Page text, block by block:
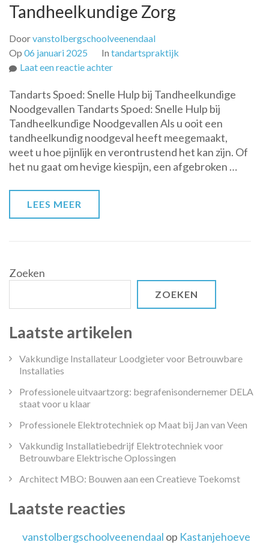
Tandheelkundige Zorg
Doorvanstolbergschoolveenendaal
Op 06 januari 2025 In tandartspraktijk
Laat een reactie achterop
Hulp
Nodig?
Bel
de
Tandarts
Spoed
Tandarts Spoed: Snelle Hulp bij Tandheelkundige
Noodgevallen Tandarts Spoed: Snelle Hulp bij
Tandheelkundige Noodgevallen Als u ooit een
tandheelkundig noodgeval heeft meegemaakt,
weet u hoe pijnlijk en verontrustend het kan zijn. Of
het nu gaat om hevige kiespijn, een afgebroken …
LEES MEER
Zoeken
ZOEKEN
Laatste artikelen
Vakkundige Installateur Loodgieter voor Betrouwbare
Installaties
Professionele uitvaartzorg: begrafenisondernemer DELA
staat voor u klaar
Professionele Elektrotechniek op Maat bij Jan van Veen
Vakkundig Installatiebedrijf Elektrotechniek voor
Betrouwbare Elektrische Oplossingen
Architect MBO: Bouwen aan een Creatieve Toekomst
Laatste reacties
vanstolbergschoolveenendaal op Kastanjehoeve